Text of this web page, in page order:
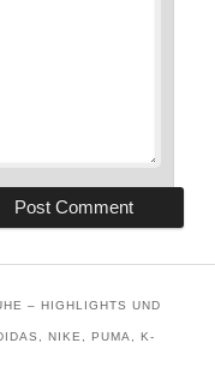
– HIGHLIGHTS UND
NIKE, PUMA, K-